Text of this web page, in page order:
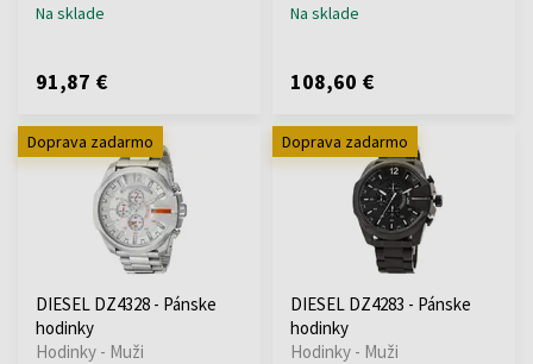
Na sklade
91,87 €
Na sklade
108,60 €
Doprava zadarmo
DIESEL DZ4328 - Pánske
hodinky
Hodinky - Muži
Doprava zadarmo
DIESEL DZ4283 - Pánske
hodinky
Hodinky - Muži